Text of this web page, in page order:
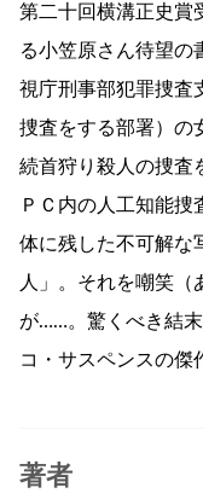
第二十回横溝正史賞
る小笠原さん待望の
視庁刑事部犯罪捜査
捜査をする部署）の
続首狩り殺人の捜査
ＰＣ内の人工知能
体に残した不可解な
人」。それを嘲笑（
が……。驚くべき結
コ・サスペンスの傑
著者